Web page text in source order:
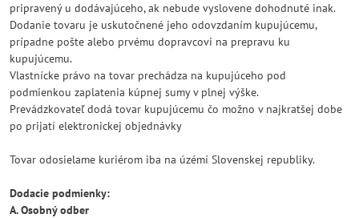
pripravený u dodávajúceho, ak nebude vyslovene dohodnuté inak.
Dodanie tovaru je uskutočnené jeho odovzdaním kupujúcemu,
prípadne pošte alebo prvému dopravcovi na prepravu ku
kupujúcemu.
Vlastnícke právo na tovar prechádza na kupujúceho pod
podmienkou zaplatenia kúpnej sumy v plnej výške.
Prevádzkovateľ dodá tovar kupujúcemu čo možno v najkratšej dobe
po prijatí elektronickej objednávky
Tovar odosielame kuriérom iba na úzémí Slovenskej republiky.
Dodacie podmienky:
A. Osobný odber